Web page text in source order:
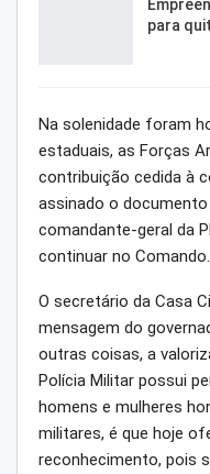
para
Na solenidade foram
estaduais, as Forças
contribuição cedida à
assinado o
comandante-geral da
continuar no Comando.
O secretário da Casa
mensagem do
outras coisas, a
Polícia Militar possui
homens e mulheres
militares, é que hoje
reconhecimento, pois